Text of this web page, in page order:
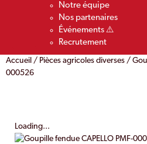
Notre équipe
Nos partenaires
Événements ⚠️
Recrutement
Accueil / Pièces agricoles diverses /
000526
Loading...